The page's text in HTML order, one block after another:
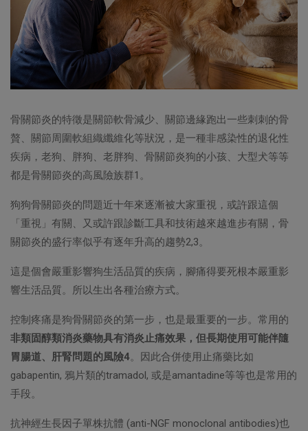
骨關節炎的特徵是關節軟骨減少、關節邊緣跑出一些刺刺的骨
贅、關節周圍軟組織纖維化等狀況，是一種非感染性的退化性
疾病，老狗、胖狗、老胖狗、骨關節炎狗的小孩、大型犬等等
都是骨關節炎的高風險族群1。
狗狗骨關節炎的問題近十年來逐漸被大家重視，或許跟這個
「重視」有關、又或許跟診斷工具和技術越來越進步有關，骨
關節炎的盛行率似乎有逐年升高的趨勢2,3。
這是個會嚴重影響狗生活品質的疾病，腳痛得要死根本嚴重影
響生活品質。所以生出各種治療方式。
控制疼痛是狗骨關節炎的第一步，也是最重要的一步。常用的
非類固醇類消炎藥物具有消炎止痛效果，但長期使用可能伴隨
胃腸道、肝腎問題的風險4。因此合併使用止痛藥比如
gabapentin, 鴉片類的tramadol, 或是amantadine等等也是常用的
手段。
抗神經生長因子單株抗體 (anti-NGF monoclonal antibodies)也